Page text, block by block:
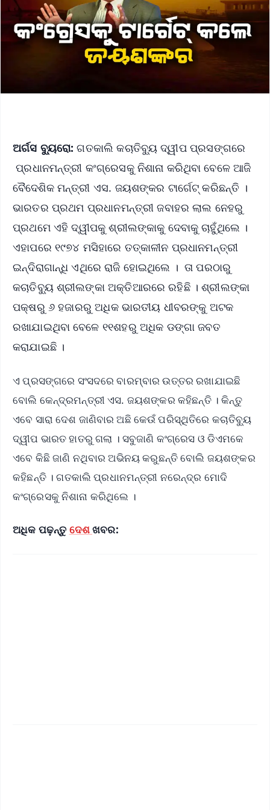
ଅର୍ଗସ ବ୍ୟୁରୋ:ଗତକାଲି କଚାତିବ୍ୟୁ ଦ୍ୱୀପ ପ୍ରସଙ୍ଗରେ
ପ୍ରଧାନମନ୍ତ୍ରୀ କଂଗ୍ରେସକୁ ନିଶାନା କରିଥିବା ବେଳେ ଆଜି
ବୈଦେଶିକ ମନ୍ତ୍ରୀ ଏସ. ଜୟଶଙ୍କର ଟାର୍ଗେଟ୍ କରିଛନ୍ତି ।
ଭାରତର ପ୍ରଥମ ପ୍ରଧାନମନ୍ତ୍ରୀ ଜବାହର ଲାଲ ନେହରୁ
ପ୍ରଥମେ ଏହି ଦ୍ୱୀପକୁ ଶ୍ରୀଲଙ୍କାକୁ ଦେବାକୁ ଚାହୁଁଥିଲେ ।
ଏହାପରେ ୧୯୭୪ ମସିହାରେ ତତ୍କାଳୀନ ପ୍ରଧାନମନ୍ତ୍ରୀ
ଇନ୍ଦିରାଗାନ୍ଧି ଏଥିରେ ରାଜି ହୋଇଥିଲେ । ତା ପରଠାରୁ
କଚାତିବ୍ୟୁ ଶ୍ରୀଲଙ୍କା ଅକ୍ତିଆରରେ ରହିଛି । ଶ୍ରୀଲଙ୍କା
ପକ୍ଷରୁ ୬ ହଜାରରୁ ଅଧିକ ଭାରତୀୟ ଧୀବରଙ୍କୁ ଅଟକ
ରଖାଯାଇଥିବା ବେଳେ ୧୧ଶହରୁ ଅଧିକ ଡଙ୍ଗା ଜବତ
କରାଯାଇଛି ।
ଏ ପ୍ରସଙ୍ଗରେ ସଂସଦରେ ବାରମ୍ବାର ଉତ୍ତର ରଖାଯାଇଛି
ବୋଲି କେନ୍ଦ୍ରମନ୍ତ୍ରୀ ଏସ. ଜୟଶଙ୍କର କହିଛନ୍ତି । କିନ୍ତୁ
ଏବେ ସାରା ଦେଶ ଜାଣିବାର ଅଛି କେଉଁ ପରିସ୍ଥିତିରେ କଚାତିବ୍ୟୁ
ଦ୍ୱୀପ ଭାରତ ହାତରୁ ଗଲା । ସବୁଜାଣି କଂଗ୍ରେସ ଓ ଡିଏମକେ
ଏବେ କିଛି ଜାଣି ନଥିବାର ଅଭିନୟ କରୁଛନ୍ତି ବୋଲି ଜୟଶଙ୍କର
କହିଛନ୍ତି । ଗତକାଲି ପ୍ରଧାନମନ୍ତ୍ରୀ ନରେନ୍ଦ୍ର ମୋଦି
କଂଗ୍ରେସକୁ ନିଶାନା କରିଥିଲେ ।
ଅଧିକ ପଢ଼ନ୍ତୁ ଦେଶଖବର: